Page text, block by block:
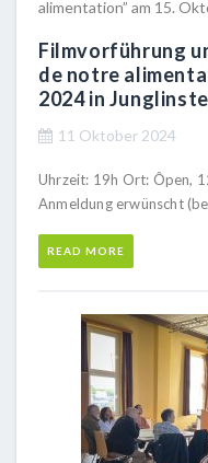
Filmvorführung
de notre
2024 in
11 Oktober 2024
Uhrzeit: 19h Ort: Ôpen,
Anmeldung erwünscht
READ MORE